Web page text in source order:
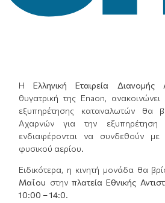
ΗΕλληνική Εταιρεία Διανομής
θυγατρική της Enaon,
εξυπηρέτησης καταναλωτών θα
Αχαρνών για την
ενδιαφέρονται να συνδεθούν με
φυσικού αερίου.
Ειδικότερα, η κινητή μονάδα θα
Μαΐου στηνπλατεία Εθνικής
10:00 – 14:0.